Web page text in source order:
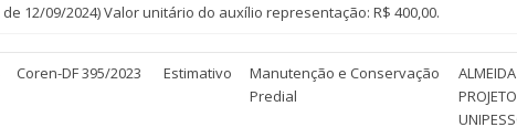
de 12/09/2024) Valor unitário do auxílio representação: R$ 400,00.
Coren-DF 395/2023 Estimativo
Manutenção e Conservação
Predial